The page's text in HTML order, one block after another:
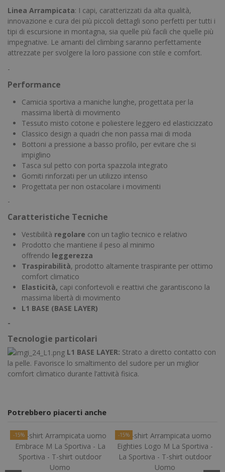
Linea Arrampicata: I capi, caratterizzati da alta qualità,
innovazione e cura dei più piccoli dettagli sono perfetti per tutti i
tipi di escursione in montagna, sia quelle più facili che quelle più
impegnative. Le amanti del climbing saranno perfettamente
attrezzate per svolgere la loro passione con stile e comfort.
-
Performance
Camicia sportiva a maniche lunghe, progettata per la
massima libertà di movimento
Tessuto misto cotone e poliestere leggero ed elasticizzato
Classico design a quadri che non passa mai di moda
Bottoni a pressione a basso profilo, per evitare che si
impiglino
Tasca sul petto con porta spazzola integrato
Gomiti rinforzati per un utilizzo intenso
Progettata per non ostacolare i movimenti
-
Caratteristiche Tecniche
Vestibilità regolare con un taglio tecnico e relativo
Prodotto che mantiene il peso al minimo
offrendo leggerezza
Traspirabilità, prodotto altamente traspirante per ottimo
comfort climatico
Elasticità, capi confortevoli e reattivi che garantiscono la
massima libertà di movimento
L1 BASE (BASE LAYER)
-
Tecnologie particolari
L1 BASE LAYER: Strato a diretto contatto con
la pelle. Favorisce lo smaltimento del sudore per un miglior
comfort climatico durante l’attività fisica.
Potrebbero piacerti anche
-15% -15%